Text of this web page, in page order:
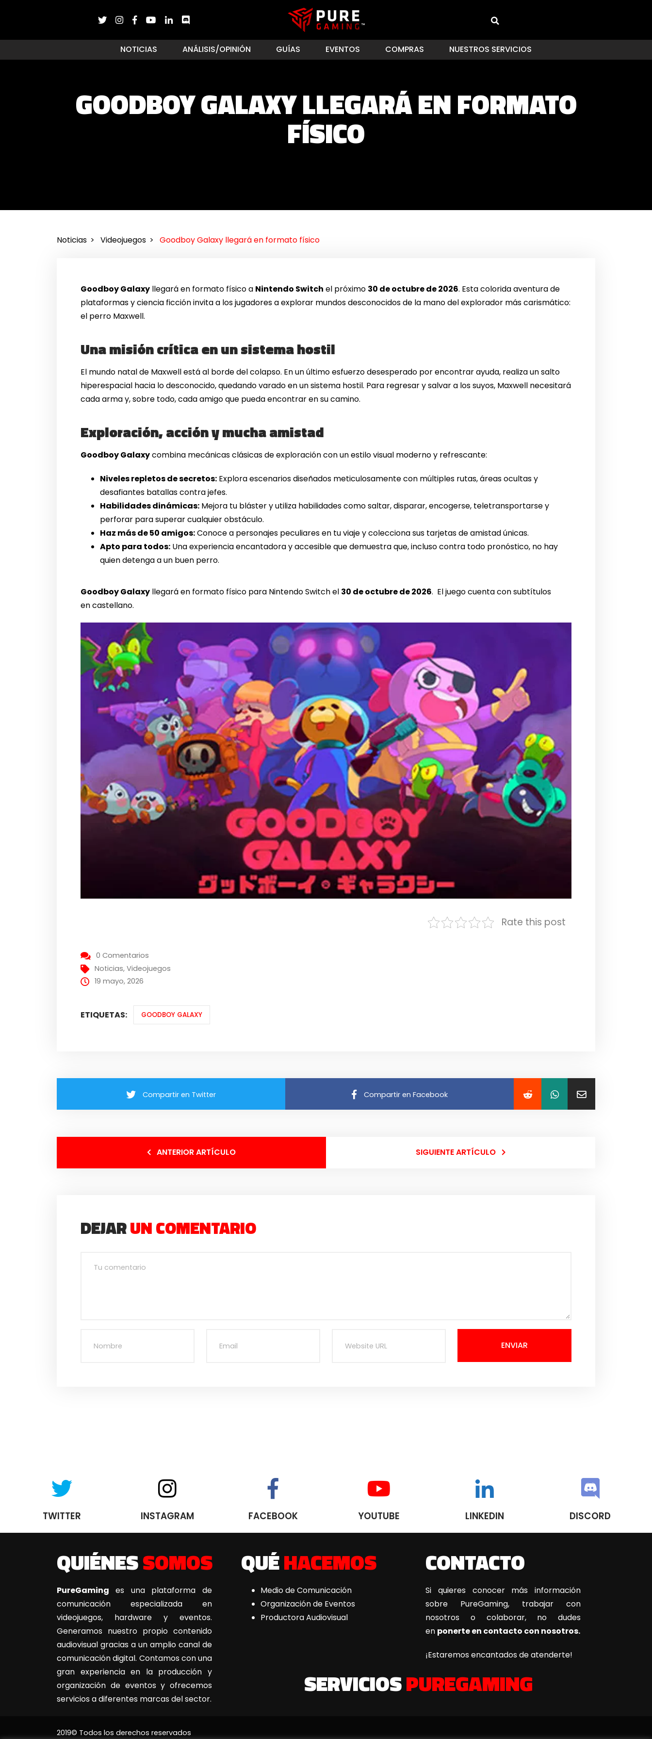
NOTICIAS ANÁLISIS/OPINIÓN GUÍAS EVENTOS COMPRAS NUESTROS SERVICIOS
GOODBOY GALAXY LLEGARÁ EN FORMATO
FÍSICO
Noticias Videojuegos Goodboy Galaxy llegará en formato físico
Goodboy Galaxy llegará en formato físico a Nintendo Switch el próximo 30 de octubre de 2026. Esta colorida aventura de
plataformas y ciencia ficción invita a los jugadores a explorar mundos desconocidos de la mano del explorador más carismático:
el perro Maxwell.
Una misión crítica en un sistema hostil
El mundo natal de Maxwell está al borde del colapso. En un último esfuerzo desesperado por encontrar ayuda, realiza un salto
hiperespacial hacia lo desconocido, quedando varado en un sistema hostil. Para regresar y salvar a los suyos, Maxwell necesitará
cada arma y, sobre todo, cada amigo que pueda encontrar en su camino.
Exploración, acción y mucha amistad
Goodboy Galaxycombina mecánicas clásicas de exploración con un estilo visual moderno y refrescante:
Niveles repletos de secretos: Explora escenarios diseñados meticulosamente con múltiples rutas, áreas ocultas y
desafiantes batallas contra jefes.
Habilidades dinámicas: Mejora tu bláster y utiliza habilidades como saltar, disparar, encogerse, teletransportarse y
perforar para superar cualquier obstáculo.
Haz más de 50 amigos:Conoce a personajes peculiares en tu viaje y colecciona sus tarjetas de amistad únicas.
Apto para todos: Una experiencia encantadora y accesible que demuestra que, incluso contra todo pronóstico, no hay
quien detenga a un buen perro.
Goodboy Galaxy llegará en formato físico para Nintendo Switch el 30 de octubre de 2026. El juego cuenta con subtítulos
en castellano.
Rate this post
0 Comentarios
Noticias,Videojuegos
19 mayo, 2026
ETIQUETAS: GOODBOY GALAXY
Compartir en Twitter Compartir en Facebook
ANTERIOR ARTÍCULO SIGUIENTE ARTÍCULO
DEJARUN COMENTARIO
ENVIAR
TWITTER INSTAGRAM FACEBOOK YOUTUBE LINKEDIN DISCORD
QUIÉNESSOMOS
PureGaming es una plataforma de
comunicación especializada en
videojuegos, hardware y eventos.
Generamos nuestro propio contenido
audiovisual gracias a un amplio canal de
comunicación digital. Contamos con una
gran experiencia en la producción y
organización de eventos y ofrecemos
servicios a diferentes marcas del sector.
QUÉHACEMOS
Medio de Comunicación
Organización de Eventos
Productora Audiovisual
CONTACTO
Si quieres conocer más información
sobre PureGaming, trabajar con
nosotros o colaborar, no dudes
en ponerte en contacto con nosotros.
¡Estaremos encantados de atenderte!
SERVICIOSPUREGAMING
2019© Todos los derechos reservados